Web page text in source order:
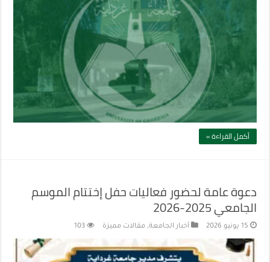
أكمل القراءة »
دعوة عامة لحضور فعاليات حفل إختتام الموسم
الجامعي 2025-2026
15 يونيو 2026 أخبار الجامعة, مقالات مميزة 103